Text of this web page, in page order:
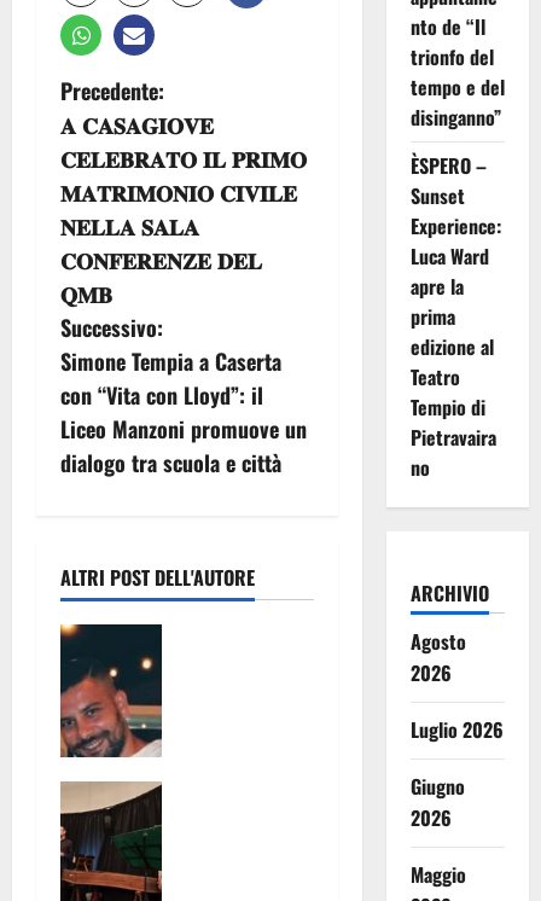
N
a
v
i
g
a
z
i
e
a
r
t
i
c
Precedente:
𝐀 𝐂𝐀𝐒𝐀𝐆𝐈𝐎𝐕𝐄
𝐂𝐄𝐋𝐄𝐁𝐑𝐀𝐓𝐎 𝐈𝐋 𝐏𝐑𝐈𝐌𝐎
𝐌𝐀𝐓𝐑𝐈𝐌𝐎𝐍𝐈𝐎 𝐂𝐈𝐕𝐈𝐋𝐄
𝐍𝐄𝐋𝐋𝐀 𝐒𝐀𝐋𝐀
𝐂𝐎𝐍𝐅𝐄𝐑𝐄𝐍𝐙𝐄 𝐃𝐄𝐋
𝐐𝐌𝐁
Successivo:
Simone Tempia a Caserta
con “Vita con Lloyd”: il
Liceo Manzoni promuove un
dialogo tra scuola e città
ALTRI POST DELL'AUTORE
nto de “Il
trionfo del
tempo e del
disinganno”
ÈSPERO –
Sunset
Experience:
Luca Ward
apre la
prima
edizione al
Teatro
Tempio di
Pietravaira
no
ARCHIVIO
Agosto
2026
Luglio 2026
Giugno
2026
Maggio